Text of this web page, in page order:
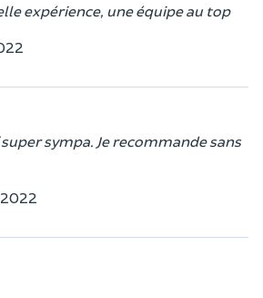
expérience, une équipe au top
sympa. Je recommande sans